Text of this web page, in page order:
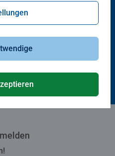
Disney Lorcana TCG: Booster
Display_Winterzauber (DE)
CHF 165.50